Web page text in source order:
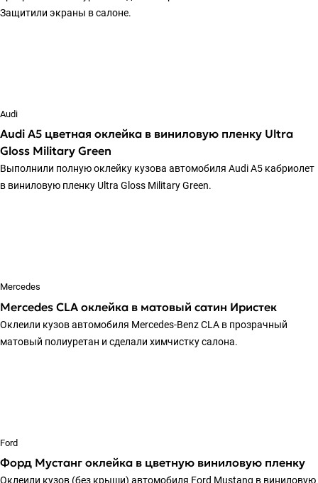
Защитили экраны в салоне.
Audi
Audi A5 цветная оклейка в виниловую пленку Ultra
Gloss Military Green
Выполнили полную оклейку кузова автомобиля Audi A5 кабриолет
в виниловую пленку Ultra Gloss Military Green.
Mercedes
Mercedes CLA оклейка в матовый сатин Иристек
Оклеили кузов автомобиля Mercedes-Benz CLA в прозрачный
матовый полиуретан и сделали химчистку салона.
Ford
Форд Мустанг оклейка в цветную виниловую пленку
Оклеили кузов (без крыши) автомобиля Ford Mustang в виниловую